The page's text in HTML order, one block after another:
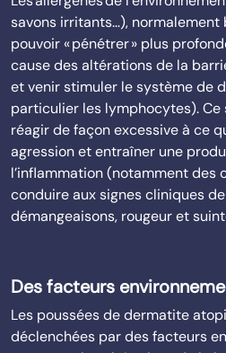
savons irritants…), normalement
pouvoir « pénétrer » plus
cause des altérations de la
et venir stimuler le système de
particulier les lymphocytes).
réagir de façon excessive à ce
agression et entraîner une
l’inflammation (notamment des
conduire aux signes cliniques de
démangeaisons, rougeur et
Des facteurs
Les poussées de dermatite
déclenchées par des facteurs